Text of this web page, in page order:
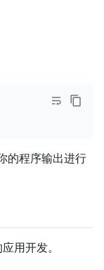
的程序输出进行
用开发。